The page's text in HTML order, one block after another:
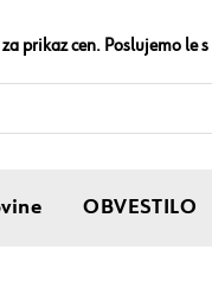
za prikaz cen. Poslujemo le
OBVESTILO